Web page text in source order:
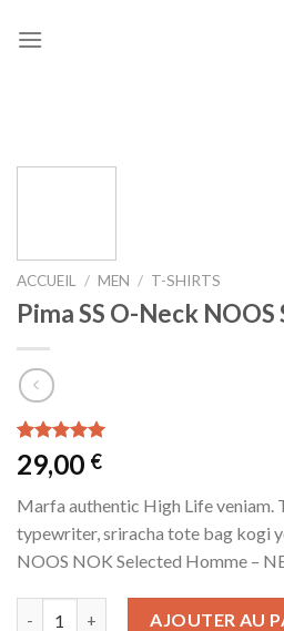
ACCUEIL / MEN / T-SHIRTS
Pima SS O-Neck
Noté5.00
sur 5 basé
1
client
29,00 €
Marfa authentic High Life veniam.
typewriter, sriracha tote bag kogi
NOOS NOK Selected Homme –
AJOUTER AU